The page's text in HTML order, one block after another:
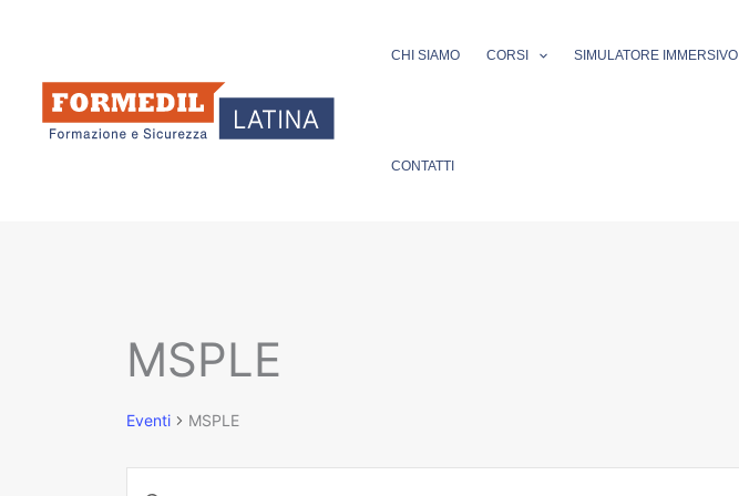
CHI SIAMO CORSI SIMULATORE IMMERSIVO
CONTATTI
MSPLE
Eventi MSPLE
Eventi